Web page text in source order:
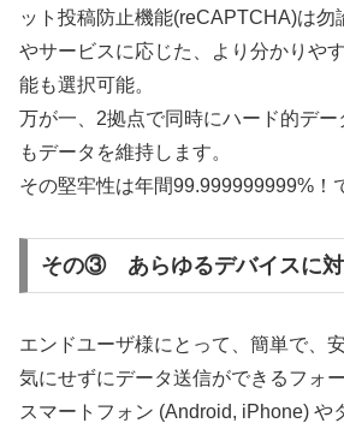
ット投稿防止機能(reCAPTCHA)は勿
やサービスに応じた、より分かりや
能も選択可能。
万が一、2拠点で同時にハード的デ
もデータを維持します。
その堅牢性は年間99.999999999%！
その③ あらゆるデバイスに
エンドユーザ様にとって、簡単で、
気にせずにデータ送信ができるフォ
スマートフォン (Android, iPhone) や